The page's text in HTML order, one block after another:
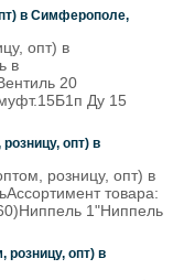
в Симферополе,
опт) в
в
20
Ду 15
опт) в
розницу, опт) в
товара:
1"Ниппель
розницу, опт) в